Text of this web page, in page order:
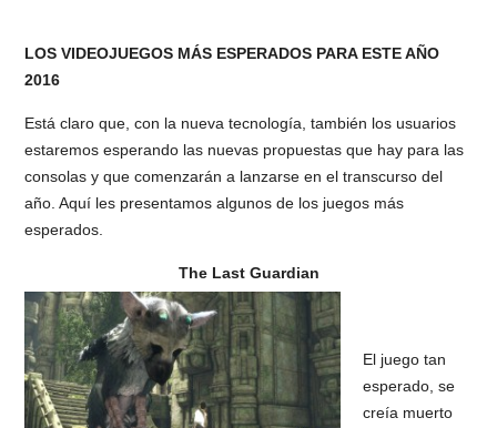
LOS VIDEOJUEGOS MÁS ESPERADOS PARA ESTE AÑO
2016
Está claro que, con la nueva tecnología, también los usuarios
estaremos esperando las nuevas propuestas que hay para las
consolas y que comenzarán a lanzarse en el transcurso del
año. Aquí les presentamos algunos de los juegos más
esperados.
The Last Guardian
El juego tan
esperado, se
creía muerto